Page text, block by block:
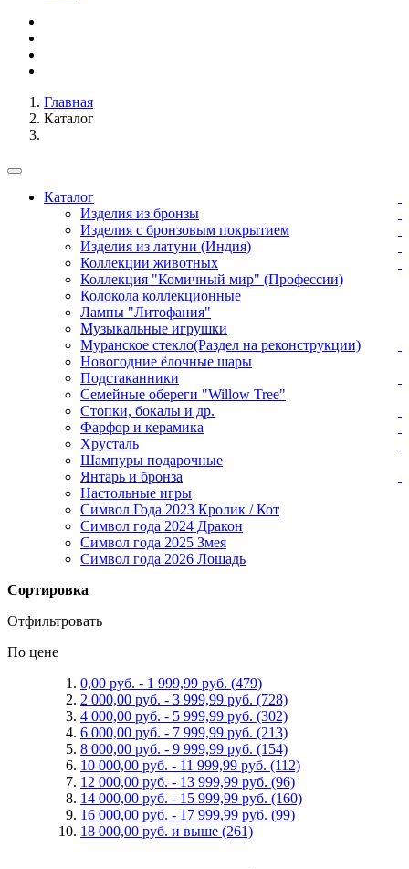
Главная
Каталог
Каталог
Изделия из бронзы
Изделия с бронзовым покрытием
Изделия из латуни (Индия)
Коллекции животных
Коллекция "Комичный мир" (Профессии)
Колокола коллекционные
Лампы "Литофания"
Музыкальные игрушки
Муранское стекло(Раздел на реконструкции)
Новогодние ёлочные шары
Подстаканники
Семейные обереги "Willow Tree"
Стопки, бокалы и др.
Фарфор и керамика
Хрусталь
Шампуры подарочные
Янтарь и бронза
Настольные игры
Символ Года 2023 Кролик / Кот
Символ года 2024 Дракон
Символ года 2025 Змея
Символ года 2026 Лошадь
Сортировка
Отфильтровать
По цене
0,00 руб. - 1 999,99 руб. (479)
2 000,00 руб. - 3 999,99 руб. (728)
4 000,00 руб. - 5 999,99 руб. (302)
6 000,00 руб. - 7 999,99 руб. (213)
8 000,00 руб. - 9 999,99 руб. (154)
10 000,00 руб. - 11 999,99 руб. (112)
12 000,00 руб. - 13 999,99 руб. (96)
14 000,00 руб. - 15 999,99 руб. (160)
16 000,00 руб. - 17 999,99 руб. (99)
18 000,00 руб. и выше (261)